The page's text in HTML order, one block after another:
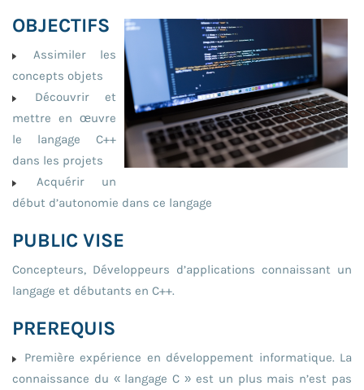
OBJECTIFS
Assimiler les
concepts objets
Découvrir et
mettre en œuvre
le langage C++
dans les projets
Acquérir un
début d’autonomie dans ce langage
PUBLIC VISE
Concepteurs, Développeurs d’applications connaissant un
langage et débutants en C++.
PREREQUIS
Première expérience en développement informatique. La
connaissance du « langage C » est un plus mais n’est pas